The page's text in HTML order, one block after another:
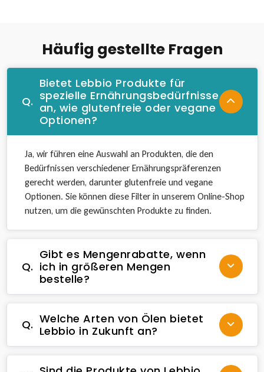
Häufig gestellte Fragen
Q.
Bietet Lebbio Produkte für
spezielle Ernährungsbedürfnisse
an, wie glutenfreie oder vegane
Optionen?
Ja, wir führen eine Auswahl an Produkten, die den
Bedürfnissen verschiedener Ernährungspräferenzen
gerecht werden, darunter glutenfreie und vegane
Optionen. Sie können diese Filter in unserem Online-Shop
nutzen, um die gewünschten Produkte zu finden.
Q.
Gibt es Mengenrabatte, wenn
ich in größeren Mengen
bestelle?
Q. Welche Arten von Ölen bietet
Lebbio in Zukunft an?